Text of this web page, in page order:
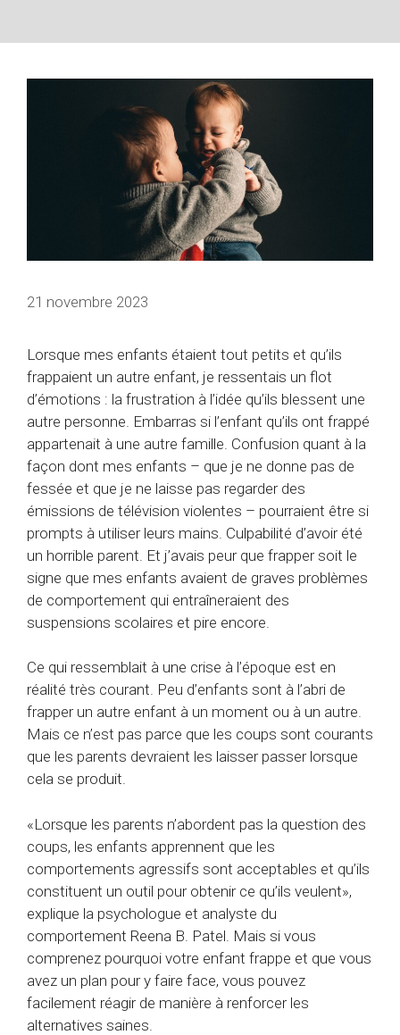
21 novembre 2023
Lorsque mes enfants étaient tout petits et qu’ils
frappaient un autre enfant, je ressentais un flot
d’émotions : la frustration à l’idée qu’ils blessent une
autre personne. Embarras si l’enfant qu’ils ont frappé
appartenait à une autre famille. Confusion quant à la
façon dont mes enfants – que je ne donne pas de
fessée et que je ne laisse pas regarder des
émissions de télévision violentes – pourraient être si
prompts à utiliser leurs mains. Culpabilité d’avoir été
un horrible parent. Et j’avais peur que frapper soit le
signe que mes enfants avaient de graves problèmes
de comportement qui entraîneraient des
suspensions scolaires et pire encore.
Ce qui ressemblait à une crise à l’époque est en
réalité très courant. Peu d’enfants sont à l’abri de
frapper un autre enfant à un moment ou à un autre.
Mais ce n’est pas parce que les coups sont courants
que les parents devraient les laisser passer lorsque
cela se produit.
«Lorsque les parents n’abordent pas la question des
coups, les enfants apprennent que les
comportements agressifs sont acceptables et qu’ils
constituent un outil pour obtenir ce qu’ils veulent»,
explique la psychologue et analyste du
comportement Reena B. Patel. Mais si vous
comprenez pourquoi votre enfant frappe et que vous
avez un plan pour y faire face, vous pouvez
facilement réagir de manière à renforcer les
alternatives saines.